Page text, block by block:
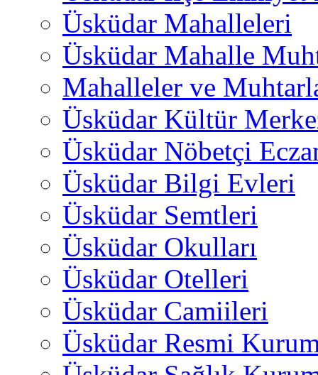
Üsküdar Mahalleleri
Üsküdar Mahalle
Mahalleler ve
Üsküdar Kültür
Üsküdar Nöbetçi
Üsküdar Bilgi Evleri
Üsküdar Semtleri
Üsküdar Okulları
Üsküdar Otelleri
Üsküdar Camiileri
Üsküdar Resmi